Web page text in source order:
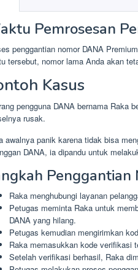
Pemrosesan
penggantian nomor DANA
tersebut, nomor lama Anda akan
Kasus
pengguna DANA bernama Raka
rusak.
awalnya panik karena tidak bisa
DANA, ia dipandu untuk
Penggantian
Raka menghubungi layanan
Petugas meminta Raka untuk
DANA yang hilang.
Petugas kemudian mengirimkan
Raka memasukkan kode verifikasi
Setelah verifikasi berhasil, Raka